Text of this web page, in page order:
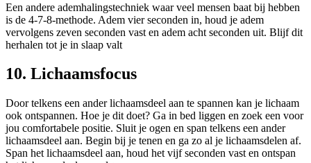
Een andere ademhalingstechniek waar veel mensen baat bij hebben
is de 4-7-8-methode. Adem vier seconden in, houd je adem
vervolgens zeven seconden vast en adem acht seconden uit. Blijf dit
herhalen tot je in slaap valt
10. Lichaamsfocus
Door telkens een ander lichaamsdeel aan te spannen kan je lichaam
ook ontspannen. Hoe je dit doet? Ga in bed liggen en zoek een voor
jou comfortabele positie. Sluit je ogen en span telkens een ander
lichaamsdeel aan. Begin bij je tenen en ga zo al je lichaamsdelen af.
Span het lichaamsdeel aan, houd het vijf seconden vast en ontspan